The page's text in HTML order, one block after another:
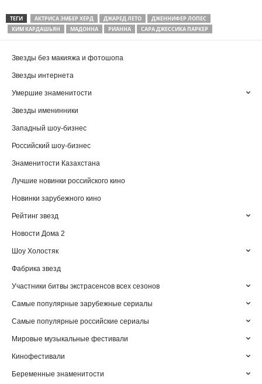
ТЕГИ АКТРИСА ЭМБЕР ХЕРД ДЖАРЕД ЛЕТО
ДЖЕННИФЕР ЛОПЕС
КИМ КАРДАШЬЯН
МАДОННА РИАННА САРА ДЖЕССИКА ПАРКЕР
Звезды без макияжа и фотошопа
Звезды интернета
Умершие знаменитости
Звезды именинники
Западный шоу-бизнес
Российский шоу-бизнес
Знаменитости Казахстана
Лучшие новинки российского кино
Новинки зарубежного кино
Рейтинг звезд
Новости Дома 2
Шоу Холостяк
Фабрика звезд
Участники битвы экстрасенсов всех сезонов
Самые популярные зарубежные сериалы
Самые популярные российские сериалы
Мировые музыкальные фестивали
Кинофестивали
Беременные знаменитости